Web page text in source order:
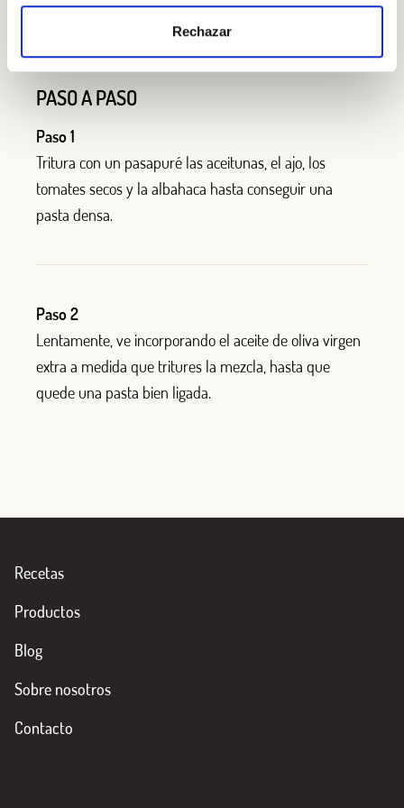
Rechazar
PASO A PASO
Paso 1
Tritura con un pasapuré las aceitunas, el ajo, los
tomates secos y la albahaca hasta conseguir una
pasta densa.
Paso 2
Lentamente, ve incorporando el aceite de oliva virgen
extra a medida que tritures la mezcla, hasta que
quede una pasta bien ligada.
Recetas
Productos
Blog
Sobre nosotros
Contacto